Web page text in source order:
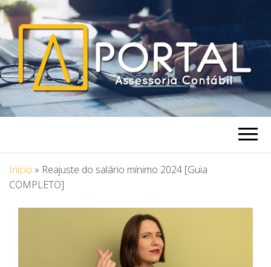
PORTAL
ASSESSORIA
Blog Portal Assessoria
Início » Reajuste do salário mínimo 2024 [Guia
COMPLETO]